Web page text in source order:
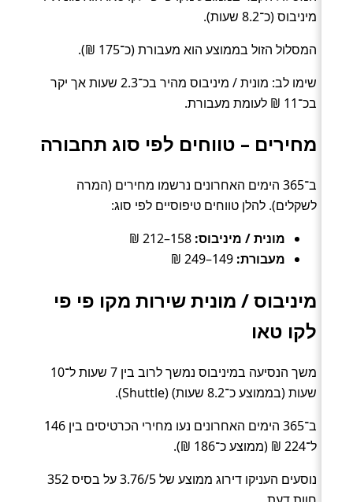
מיניבוס (כ־8.2 שעות).
המסלול הזול בממוצע הוא מעבורת (כ־175 ₪).
שימו לב: מונית / מיניבוס מהיר בכ־2.3 שעות אך יקר
בכ־11 ₪ לעומת מעבורת.
מחירים – טווחים לפי סוג תחבורה
ב־365 הימים האחרונים נרשמו מחירים (המרה
לשקלים). להלן טווחים טיפוסיים לפי סוג:
מונית / מיניבוס:
מעבורת:
מיניבוס / מונית שירות מקו פי פי
לקו טאו
משך הנסיעה במיניבוס נמשך לרוב בין 7 שעות ל־10
שעות (בממוצע כ־8.2 שעות) (Shuttle).
ב־365 הימים האחרונים נעו מחירי הכרטיסים בין 146
ל־224 ₪ (ממוצע כ־186 ₪).
נוסעים העניקו דירוג ממוצע של 3.76/5 על בסיס 352